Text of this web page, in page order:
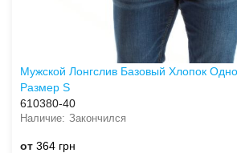
Мужской Лонгслив Базовый Хлопок
Размер S
610380-40
Закончился
от 364 грн